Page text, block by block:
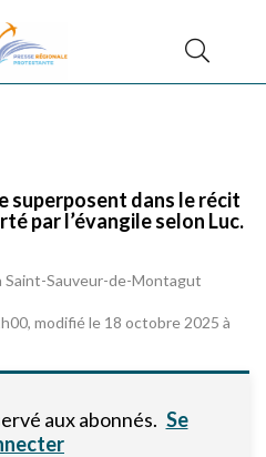
superposent dans le récit
par l’évangile selon Luc.
Saint-Sauveur-de-Montagut
modifié le 18 octobre 2025 à
aux abonnés. Se